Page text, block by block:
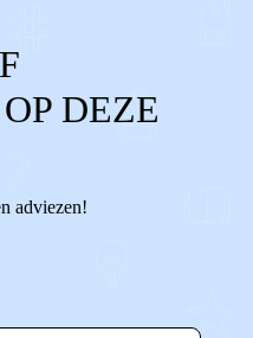
DEZE
adviezen!